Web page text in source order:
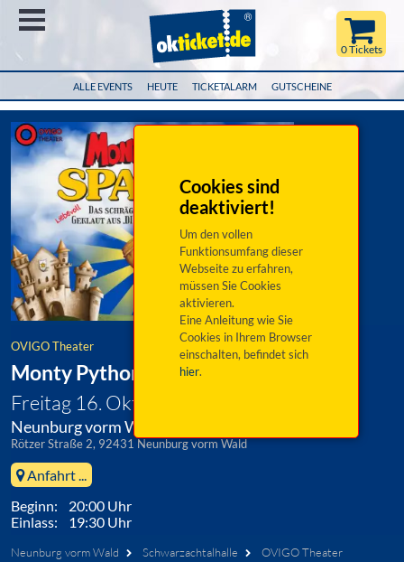
ALLE EVENTS HEUTE TICKETALARM GUTSCHEINE
0 Tickets
Cookies sind
deaktiviert!
Um den vollen
Funktionsumfang dieser
Webseite zu erfahren,
müssen Sie Cookies
aktivieren.
Eine Anleitung wie Sie
Cookies in Ihrem Browser
einschalten, befindet sich
hier.
OVIGO Theater
Monty Python's SPAMALOT (Musical)
Freitag 16. Oktober 2026
Neunburg vorm Wald, Schwarzachtalhalle
Rötzer Straße 2, 92431 Neunburg vorm Wald
Anfahrt ...
Beginn: 20:00 Uhr
Einlass: 19:30 Uhr
Neunburg vorm Wald Schwarzachtalhalle
OVIGO Theater